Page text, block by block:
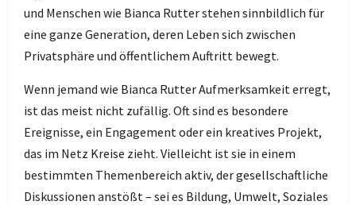
und Menschen wie Bianca Rutter stehen sinnbildlich für
eine ganze Generation, deren Leben sich zwischen
Privatsphäre und öffentlichem Auftritt bewegt.
Wenn jemand wie Bianca Rutter Aufmerksamkeit erregt,
ist das meist nicht zufällig. Oft sind es besondere
Ereignisse, ein Engagement oder ein kreatives Projekt,
das im Netz Kreise zieht. Vielleicht ist sie in einem
bestimmten Themenbereich aktiv, der gesellschaftliche
Diskussionen anstößt – sei es Bildung, Umwelt, Soziales